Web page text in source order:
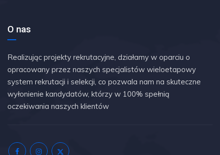
O nas
Realizując projekty rekrutacyjne, działamy w oparciu o
opracowany przez naszych specjalistów wieloetapowy
system rekrutacji i selekcji, co pozwala nam na skuteczne
wyłonienie kandydatów, którzy w 100% spełnią
oczekiwania naszych klientów